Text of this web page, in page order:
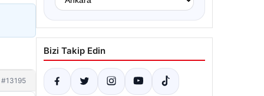
#13195
Bizi Takip Edin